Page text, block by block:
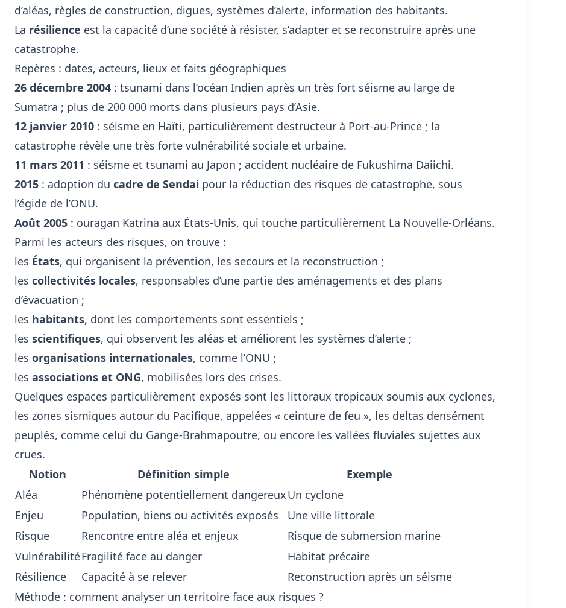
d’aléas, règles de construction, digues, systèmes d’alerte, information des habitants.
La résilience est la capacité d’une société à résister, s’adapter et se reconstruire après une
catastrophe.
Repères : dates, acteurs, lieux et faits géographiques
26 décembre 2004: tsunami dans l’océan Indien après un très fort séisme au large de
Sumatra ; plus de 200 000 morts dans plusieurs pays d’Asie.
12 janvier 2010: séisme en Haïti, particulièrement destructeur à Port-au-Prince ; la
catastrophe révèle une très forte vulnérabilité sociale et urbaine.
11 mars 2011 : séisme et tsunami au Japon ; accident nucléaire de Fukushima Daiichi.
2015: adoption du cadre de Sendai pour la réduction des risques de catastrophe, sous
l’égide de l’ONU.
Août 2005: ouragan Katrina aux États-Unis, qui touche particulièrement La Nouvelle-Orléans.
Parmi les acteurs des risques, on trouve :
les États, qui organisent la prévention, les secours et la reconstruction ;
les collectivités locales, responsables d’une partie des aménagements et des plans
d’évacuation ;
les habitants, dont les comportements sont essentiels ;
les scientifiques, qui observent les aléas et améliorent les systèmes d’alerte ;
les organisations internationales, comme l’ONU ;
les associations et ONG, mobilisées lors des crises.
Quelques espaces particulièrement exposés sont les littoraux tropicaux soumis aux cyclones,
les zones sismiques autour du Pacifique, appelées « ceinture de feu », les deltas densément
peuplés, comme celui du Gange-Brahmapoutre, ou encore les vallées fluviales sujettes aux
crues.
Notion
Définition simple
Exemple
Aléa
Phénomène potentiellement dangereuxUn cyclone
Enjeu
Population, biens ou activités exposés
Une ville littorale
Risque
Rencontre entre aléa et enjeux
Risque de submersion marine
VulnérabilitéFragilité face au danger
Habitat précaire
Résilience
Capacité à se relever
Reconstruction après un séisme
Méthode : comment analyser un territoire face aux risques ?